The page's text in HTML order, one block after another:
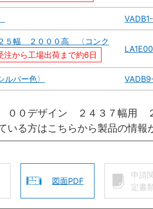
幅 ２０００高 〈コンク
注から工場出荷まで約6日
バー色〉
０デザイン ２４３７幅用
る方はこちらから製品の情報
図面PDF
申請
定書